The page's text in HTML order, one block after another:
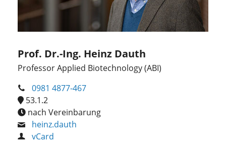
Prof. Dr.-Ing. Heinz Dauth
Professor Applied Biotechnology (ABI)
0981 4877-467
53.1.2
nach Vereinbarung
heinz.dauth
vCard